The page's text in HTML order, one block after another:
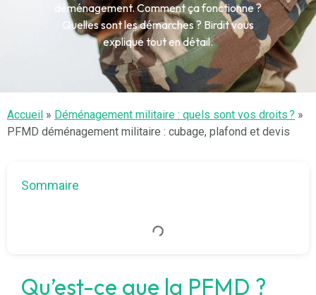
déménagement. Comment ça fonctionne ?
Quelles sont les démarches ? Birdit vous
explique tout en détail.
Accueil » Déménagement militaire : quels sont vos droits ? »
PFMD déménagement militaire : cubage, plafond et devis
Sommaire
Qu’est-ce que la PFMD ?